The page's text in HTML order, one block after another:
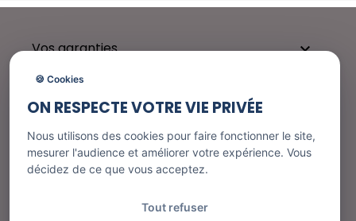
Vos garanties 
Besoin d'aide ?
Nos services
🍪 Cookies
ON RESPECTE VOTRE VIE PRIVÉE
Nous utilisons des cookies pour faire fonctionner le site,
mesurer l'audience et améliorer votre expérience. Vous
décidez de ce que vous acceptez.
Tout refuser